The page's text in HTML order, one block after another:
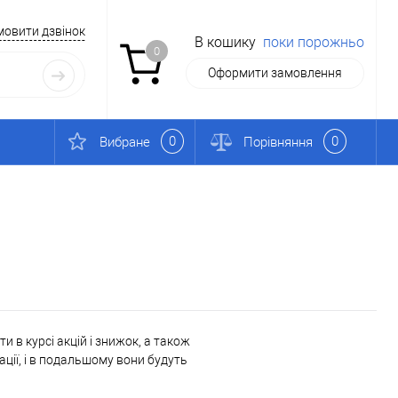
дзвінок
0
В кошику поки порожньо
Оформити замовлення
Вибране 0 Порівняння 0
в курсі акцій і знижок, а також
і в подальшому вони будуть